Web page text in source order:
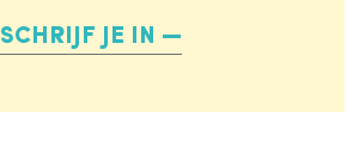
SCHRIJF JE IN